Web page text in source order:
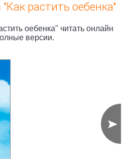
растить оебенка"
оебенка" читать онлайн
версии.